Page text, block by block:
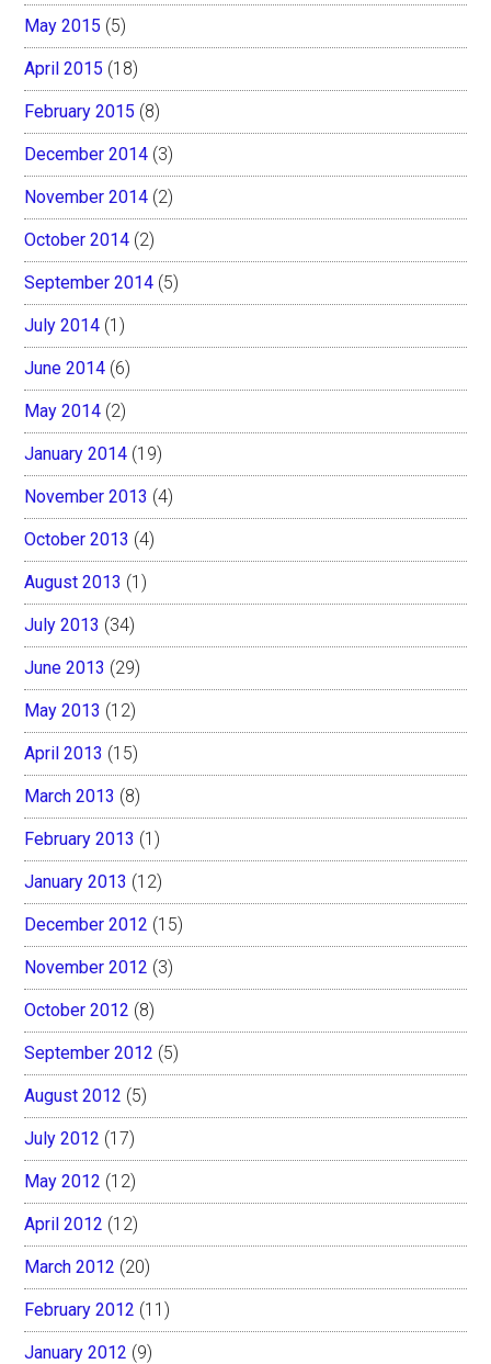
May 2015 (5)
April 2015 (18)
February 2015 (8)
December 2014 (3)
November 2014 (2)
October 2014 (2)
September 2014 (5)
July 2014 (1)
June 2014 (6)
May 2014 (2)
January 2014 (19)
November 2013 (4)
October 2013 (4)
August 2013 (1)
July 2013 (34)
June 2013 (29)
May 2013 (12)
April 2013 (15)
March 2013 (8)
February 2013 (1)
January 2013 (12)
December 2012 (15)
November 2012 (3)
October 2012 (8)
September 2012 (5)
August 2012 (5)
July 2012 (17)
May 2012 (12)
April 2012 (12)
March 2012 (20)
February 2012 (11)
January 2012 (9)